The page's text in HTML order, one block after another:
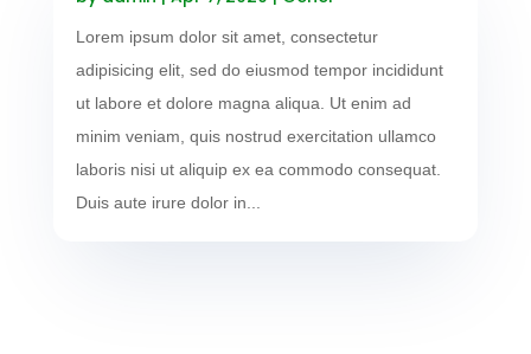
Lorem ipsum dolor sit amet, consectetur
adipisicing elit, sed do eiusmod tempor incididunt
ut labore et dolore magna aliqua. Ut enim ad
minim veniam, quis nostrud exercitation ullamco
laboris nisi ut aliquip ex ea commodo consequat.
Duis aute irure dolor in...